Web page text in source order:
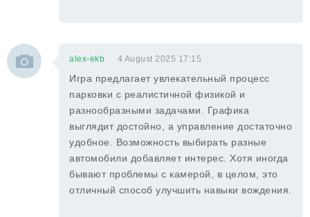
alex-ekb 4 August 2025 17:15
Игра предлагает увлекательный процесс
парковки с реалистичной физикой и
разнообразными задачами. Графика
выглядит достойно, а управление достаточно
удобное. Возможность выбирать разные
автомобили добавляет интерес. Хотя иногда
бывают проблемы с камерой, в целом, это
отличный способ улучшить навыки вождения.